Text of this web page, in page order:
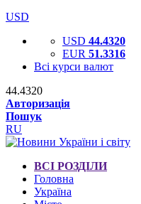
USD
USD 44.4320
EUR 51.3316
Всі курси валют
44.4320
Авторизація
Пошук
RU
ВСІ РОЗДІЛИ
Головна
Україна